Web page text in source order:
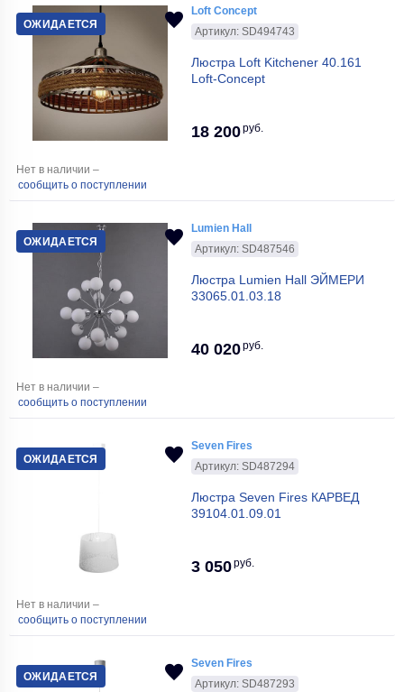
ОЖИДАЕТСЯ
Loft Concept
Артикул: SD494743
Люстра Loft Kitchener 40.161
Loft-Concept
18 200руб.
Нет в наличии –
сообщить о поступлении
ОЖИДАЕТСЯ
Lumien Hall
Артикул: SD487546
Люстра Lumien Hall ЭЙМЕРИ
33065.01.03.18
40 020руб.
Нет в наличии –
сообщить о поступлении
ОЖИДАЕТСЯ
Seven Fires
Артикул: SD487294
Люстра Seven Fires КАРВЕД
39104.01.09.01
3 050руб.
Нет в наличии –
сообщить о поступлении
ОЖИДАЕТСЯ
Seven Fires
Артикул: SD487293